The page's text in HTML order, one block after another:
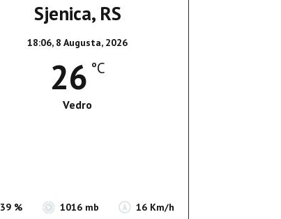
Sjenica, RS
18:06, 8 Augusta, 2026
26 °C
Vedro
39 % 1016 mb 16 Km/h